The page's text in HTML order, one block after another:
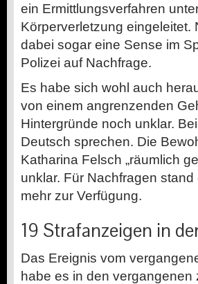
ein Ermittlungsverfahren
Körperverletzung eingeleitet.
dabei sogar eine Sense im
Polizei auf Nachfrage.
Es habe sich wohl auch
von einem angrenzenden
Hintergründe noch unklar.
Deutsch sprechen. Die
Katharina Felsch „räumlich
unklar. Für Nachfragen
mehr zur Verfügung.
19 Strafanzeigen in
Das Ereignis vom
habe es in den